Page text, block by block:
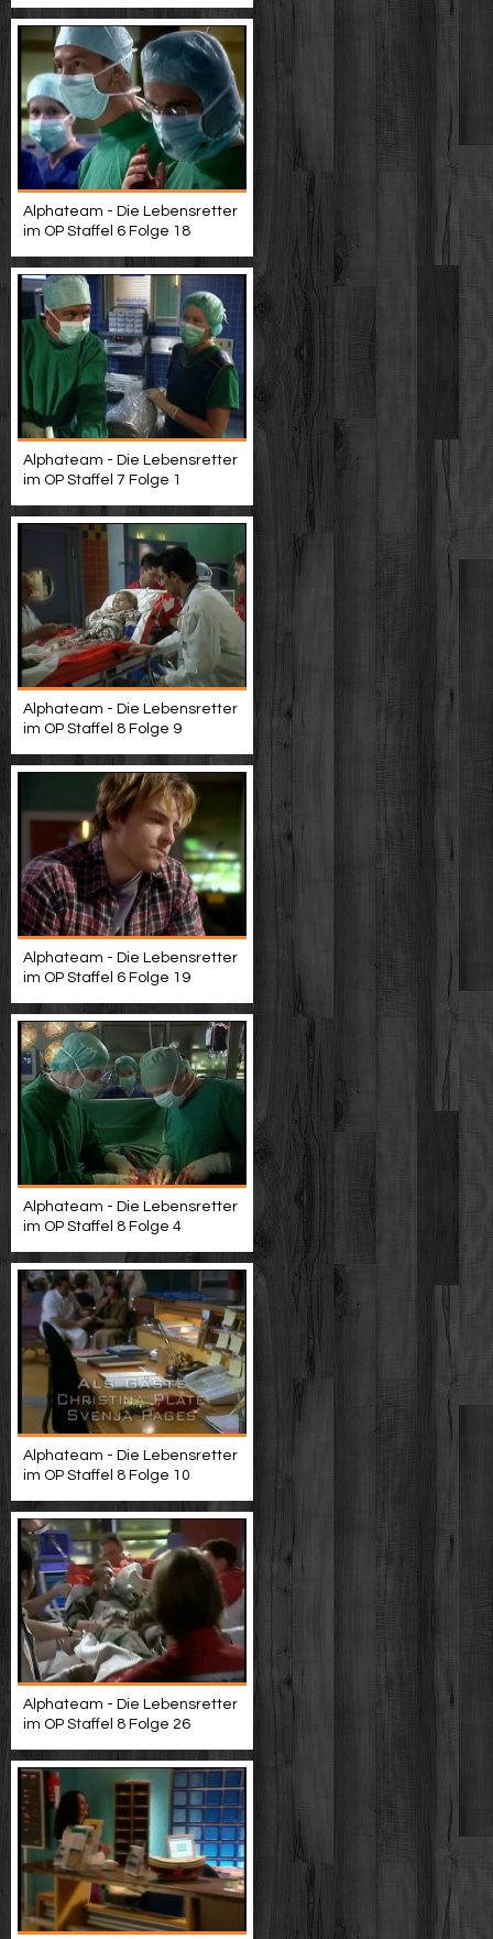
Alphateam - Die Lebensretter
im OP Staffel 6 Folge 18
Alphateam - Die Lebensretter
im OP Staffel 7 Folge 1
Alphateam - Die Lebensretter
im OP Staffel 8 Folge 9
Alphateam - Die Lebensretter
im OP Staffel 6 Folge 19
Alphateam - Die Lebensretter
im OP Staffel 8 Folge 4
Alphateam - Die Lebensretter
im OP Staffel 8 Folge 10
Alphateam - Die Lebensretter
im OP Staffel 8 Folge 26